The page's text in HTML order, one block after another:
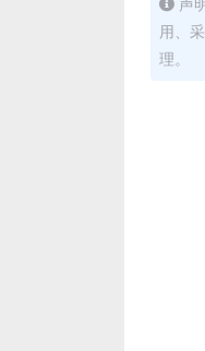
用、
理。